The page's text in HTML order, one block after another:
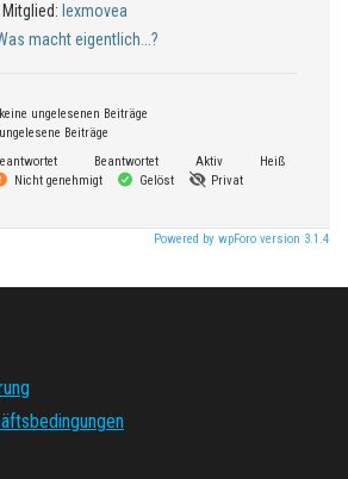
lexmovea
macht eigentlich...?
ungelesenen Beiträge
Beiträge
Beantwortet Aktiv
Heiß
Nicht genehmigt Gelöst
Privat
Powered by wpForo version 3.1.4